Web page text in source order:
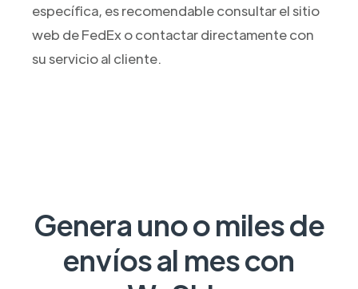
específica, es recomendable consultar el sitio
web de FedEx o contactar directamente con
su servicio al cliente.
Genera uno o miles de
envíos al mes con